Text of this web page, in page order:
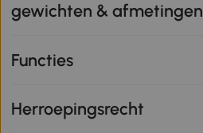
gewichten & afmetingen
Functies
Herroepingsrecht